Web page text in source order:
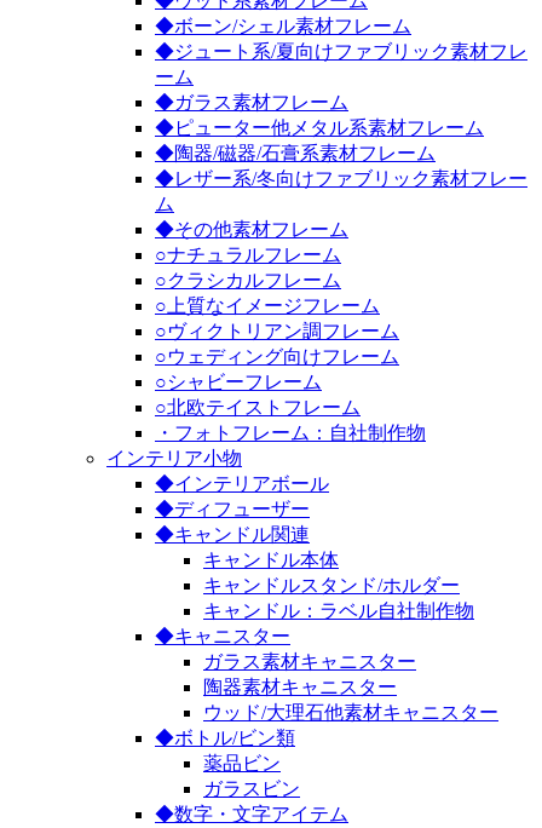
◆ボーン/シェル素材フレーム
◆ジュート系/夏向けファブリック素材フレ
ーム
◆ガラス素材フレーム
◆ピューター他メタル系素材フレーム
◆陶器/磁器/石膏系素材フレーム
◆レザー系/冬向けファブリック素材フレー
ム
◆その他素材フレーム
○ナチュラルフレーム
○クラシカルフレーム
○上質なイメージフレーム
○ヴィクトリアン調フレーム
○ウェディング向けフレーム
○シャビーフレーム
○北欧テイストフレーム
・フォトフレーム：自社制作物
インテリア小物
◆インテリアボール
◆ディフューザー
◆キャンドル関連
キャンドル本体
キャンドルスタンド/ホルダー
キャンドル：ラベル自社制作物
◆キャニスター
ガラス素材キャニスター
陶器素材キャニスター
ウッド/大理石他素材キャニスター
◆ボトル/ビン類
薬品ビン
ガラスビン
◆数字・文字アイテム